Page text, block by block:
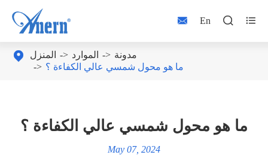
 En  
 المنزل الموارد
مدونة
ما هو محول شمسي عالي الكفاءة ؟
ما هو محول شمسي عالي الكفاءة ؟
May 07, 2024